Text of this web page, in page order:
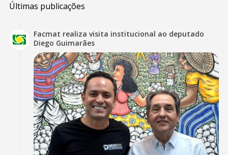
Últimas publicações
Facmat realiza visita institucional ao deputado
Diego Guimarães